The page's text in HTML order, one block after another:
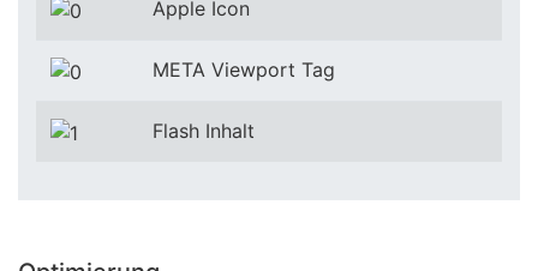
Apple Icon
META Viewport Tag
Flash Inhalt